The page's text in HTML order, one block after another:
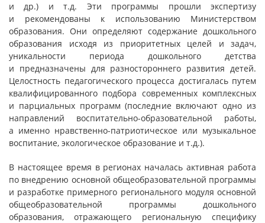
и др.) и т.д. Эти программы прошли экспертизу
и рекомендованы к использованию Министерством
образования. Они определяют содержание дошкольного
образования исходя из приоритетных целей и задач,
уникальности периода дошкольного детства
и предназначены для разностороннего развития детей.
Целостность педагогического процесса достигалась путем
квалифицированного подбора современных комплексных
и парциальных программ (последние включают одно из
направлений воспитательно-образовательной работы,
а именно нравственно-патриотическое или музыкальное
воспитание, экологическое образование и т.д.).
В настоящее время в регионах началась активная работа
по внедрению основной общеобразовательной программы
и разработке примерного регионального модуля основной
общеобразовательной программы дошкольного
образования, отражающего региональную специфику